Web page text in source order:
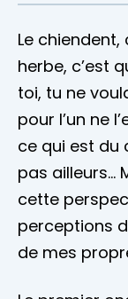
Le chiendent,
herbe, c’est
toi, tu ne
pour l’un ne
ce qui est du
pas ailleurs…
cette
perceptions
de mes